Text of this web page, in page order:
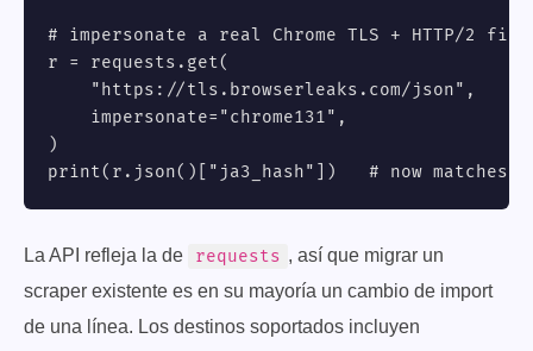
# impersonate a real Chrome TLS + HTTP/2
r = requests.get(
    "https://tls.browserleaks.com/json",
    impersonate="chrome131",
)
print(r.json()["ja3_hash"])   # now matches
La API refleja la de requests , así que migrar un
scraper existente es en su mayoría un cambio de import
de una línea. Los destinos soportados incluyen